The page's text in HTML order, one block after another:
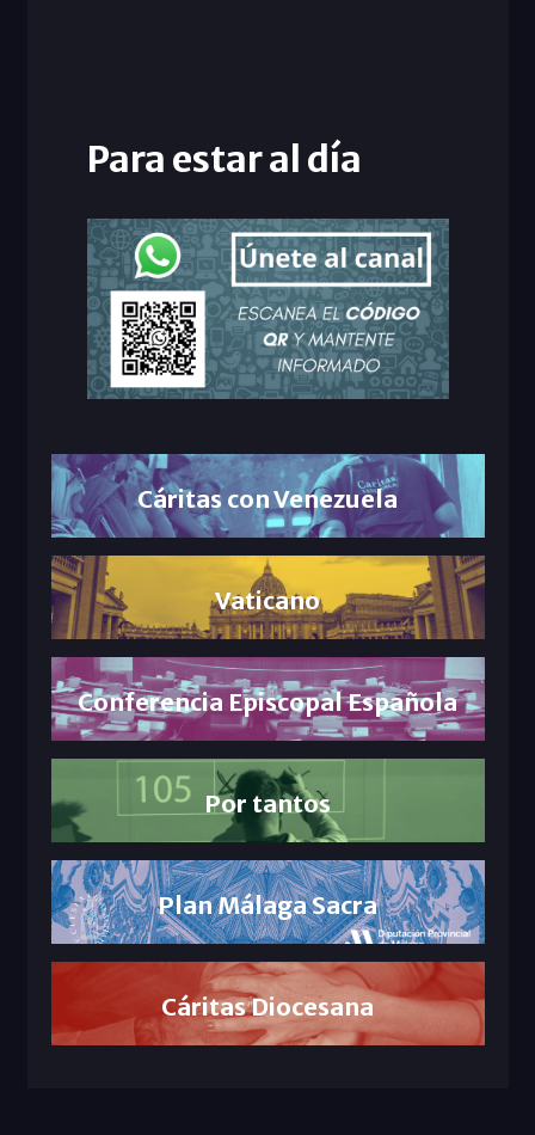
Para estar al día
Cáritas con Venezuela
Vaticano
Conferencia Episcopal Española
Por tantos
Plan Málaga Sacra
Cáritas Diocesana